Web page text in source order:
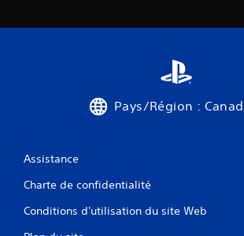
Pays/Région :
Assistance
Charte de confidentialité
Conditions d'utilisation du site Web